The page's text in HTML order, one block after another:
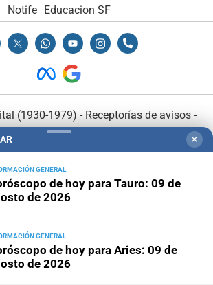
Notife Educacion SF
(1930-1979) - Receptorías de avisos -
Publicidad-Elementos institucionales-
con El Litoral-MediaKit
Litoral es miembro de:
✕
GENERAL
de hoy para Tauro: 09 de
de 2026
GENERAL
de hoy para Aries: 09 de
de 2026